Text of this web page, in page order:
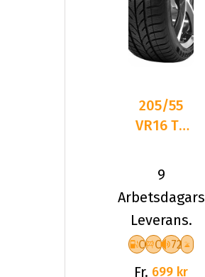
205/55
VR16 TL
4-
SEASON
XL
9
Arbetsdagars
Leverans.
C C 72
Fr. 699 kr